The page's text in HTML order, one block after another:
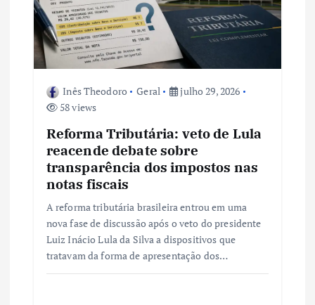
Inês Theodoro Geral
julho 29, 2026
58 views
Reforma Tributária: veto de Lula
reacende debate sobre
transparência dos impostos nas
notas fiscais
A reforma tributária brasileira entrou em uma
nova fase de discussão após o veto do presidente
Luiz Inácio Lula da Silva a dispositivos que
tratavam da forma de apresentação dos…